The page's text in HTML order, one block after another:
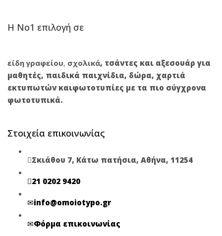
Η Νο1 επιλογή σε
είδη γραφείου, σχολικά, τσάντες και αξεσουάρ για
μαθητές, παιδικά παιχνίδια, δώρα, χαρτιά
εκτυπωτών καιφωτοτυπίες με τα πιο σύγχρονα
φωτοτυπικά.
Στοιχεία επικοινωνίας
Σκιάθου 7, Κάτω πατήσια, Αθήνα, 11254
21 0202 9420
info@omoiotypo.gr
Φόρμα επικοινωνίας